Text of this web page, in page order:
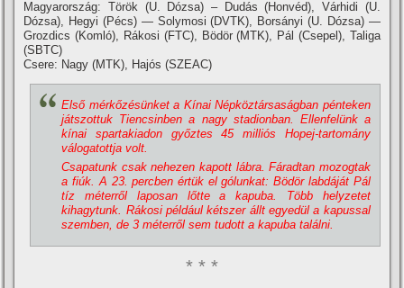
Magyarország: Török (U. Dózsa) – Dudás (Honvéd), Várhidi (U.
Dózsa), Hegyi (Pécs) — Solymosi (DVTK), Borsányi (U. Dózsa) —
Grozdics (Komló), Rákosi (FTC), Bödör (MTK), Pál (Csepel), Taliga
(SBTC)
Csere: Nagy (MTK), Hajós (SZEAC)
Első mérkőzésünket a Kí­nai Népköztársaságban pénteken
játszottuk Tiencsinben a nagy stadionban. Ellenfelünk a
kí­nai spartakiadon győztes 45 milliós Hopej-tartomány
válogatottja volt.
Csapatunk csak nehezen kapott lábra. Fáradtan mozogtak
a fiúk. A 23. percben értük el gólunkat: Bödör labdáját Pál
tí­z méterről laposan lőtte a kapuba. Több helyzetet
kihagytunk. Rákosi például kétszer állt egyedül a kapussal
szemben, de 3 méterről sem tudott a kapuba találni.
* * *